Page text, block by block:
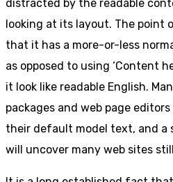
distracted by the readable
looking at its layout. The point
that it has a more-or-less
as opposed to using ‘Content
it look like readable English.
packages and web page
their default model text, and a
will uncover many web sites